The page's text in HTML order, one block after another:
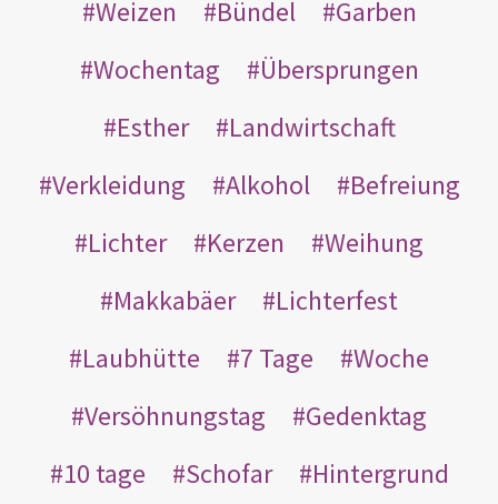
Weizen
Bündel
Garben
Wochentag
Übersprungen
Esther
Landwirtschaft
Verkleidung
Alkohol
Befreiung
Lichter
Kerzen
Weihung
Makkabäer
Lichterfest
Laubhütte
7 Tage
Woche
Versöhnungstag
Gedenktag
10 tage
Schofar
Hintergrund